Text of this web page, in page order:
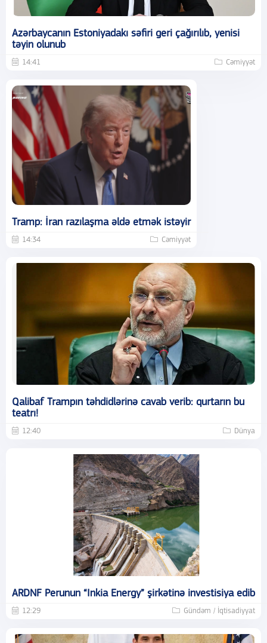
Azərbaycanın Estoniyadakı səfiri geri çağırılıb, yenisi
təyin olunub
14:41 Cəmiyyət
Tramp: İran razılaşma əldə etmək istəyir
14:34 Cəmiyyət
Qalibaf Trampın təhdidlərinə cavab verib: qurtarın bu
teatrı!
12:40 Dünya
ARDNF Perunun “Inkia Energy” şirkətinə investisiya edib
12:29 Gündəm / İqtisadiyyat